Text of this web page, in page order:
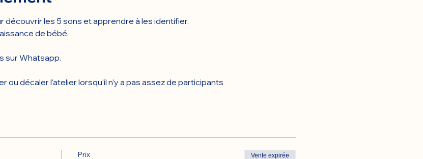
découvrir les 5 sons et apprendre à les identifier.
de bébé.
sur Whatsapp.
ou décaler l'atelier lorsqu'il n'y a pas assez de participants
Prix Vente expirée